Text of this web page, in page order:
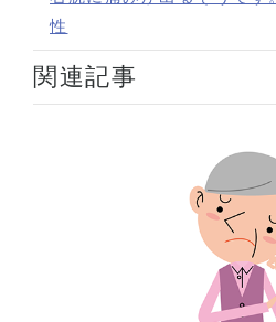
性
関連記事